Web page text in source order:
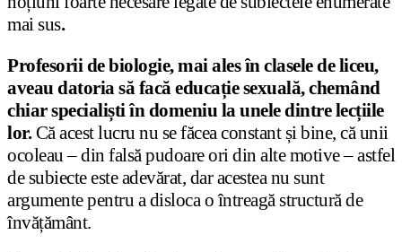
mai sus.
Profesorii de biologie, mai ales în clasele de liceu,
aveau datoria să facă educație sexuală, chemând
chiar specialiști în domeniu la unele dintre lecțiile
lor.Că acest lucru nu se făcea constant și bine, că unii
ocoleau – din falsă pudoare ori din alte motive – astfel
de subiecte este adevărat, dar acestea nu sunt
argumente pentru a disloca o întreagă structură de
învățământ.